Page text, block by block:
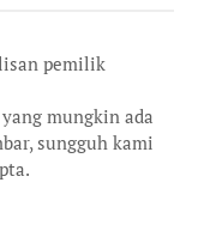
pemilik
mungkin ada
sungguh kami